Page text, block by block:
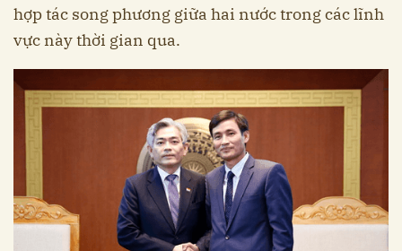
hợp tác song phương giữa hai nước trong các lĩnh
vực này thời gian qua.